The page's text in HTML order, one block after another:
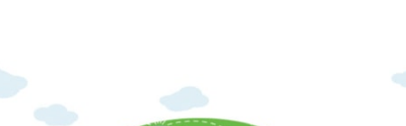
पुराने
अमरूद